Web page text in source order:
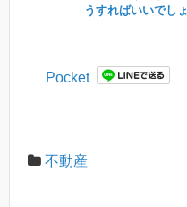
うすればいいでしょ
Pocket
不動産